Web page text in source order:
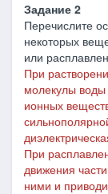
Задание 2
Перечислите
некоторых
или
При
молекулы воды
ионных
При
движения
ними и